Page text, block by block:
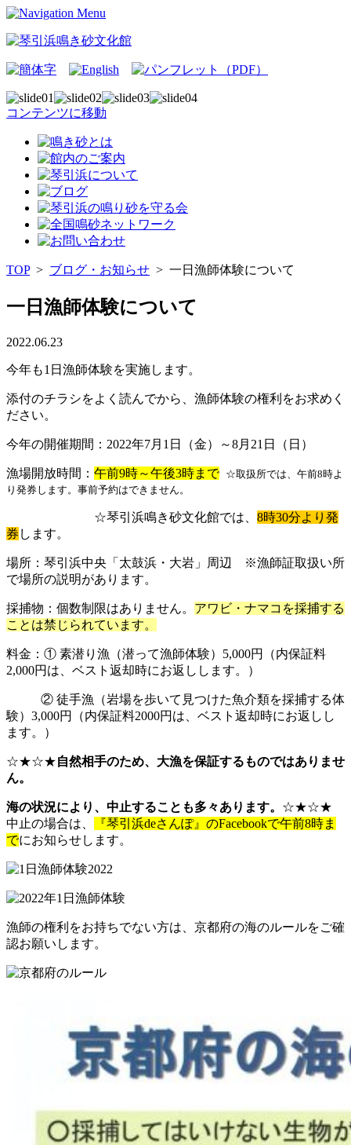
コンテンツに移動
TOP> ブログ・お知らせ > 一日漁師体験について
一日漁師体験について
2022.06.23
今年も1日漁師体験を実施します。
添付のチラシをよく読んでから、漁師体験の権利をお求めく
ださい。
今年の開催期間： 2022年7月1日（金）～8月21日（日 ）
漁場開放時間： 午前9時～午後3時まで ☆取扱所では、午前8時よ
り発券します。事前予約はできません。
☆琴引浜鳴き砂文化館では、 8時30分より発
券 します。
場所：琴引浜中央「太鼓浜・大岩」周辺 ※漁師証取扱い所
で場所の説明があります。
採捕物：個数制限はありません。 アワビ・ナマコを採捕する
ことは禁じられています。
料金：① 素潜り漁（潜って漁師体験）5,000円（内保証料
2,000円は、ベスト返却時にお返しします。）
② 徒手漁（岩場を歩いて見つけた魚介類を採捕する体
験）3,000円（内保証料2000円は、ベスト返却時にお返しし
ます。）
☆★☆★自然相手のため、 大漁を保証するものではありませ
ん。
海の状況により、中止することも多々あります。 ☆★☆★
中止の場合は、
『琴引浜deさんぽ』のFacebookで午前8時ま
でにお知らせします。
漁師の権利をお持ちでない方は、京都府の海のルールをご確
認お願いします。